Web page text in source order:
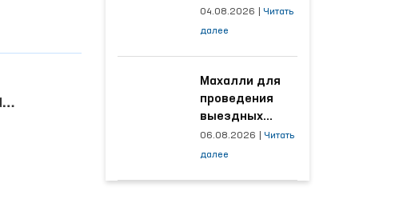
налажена
адресная работа
наибольшее
количество
обращений
04.08.2026
Читать
далее
Махалли для
проведения
выездных
приёмов
определяются
06.08.2026
Читать
далее